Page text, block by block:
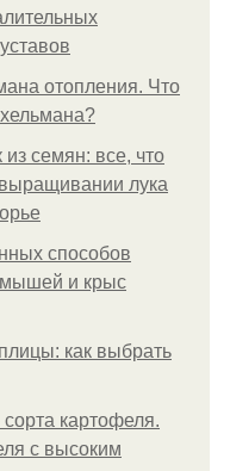
отопления. Что
семян: все, что
лука
способов
мышей и крыс
как выбрать
картофеля.
с высоким